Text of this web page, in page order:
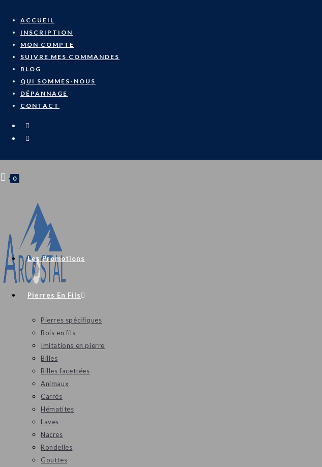
ACCUEIL
INSCRIPTION
MON COMPTE
SUIVRE MES COMMANDES
BLOG
QUI SOMMES-NOUS
DÉPANNAGE
CONTACT
0
Les Promotions
Pierres En Fils
Pierres spécifiques
Bois en fils
Imitations en pierre
Billes
Billes facettées
Animaux
Carrés
Hématites
Laves
Nacres
Rondelles
Gouttes